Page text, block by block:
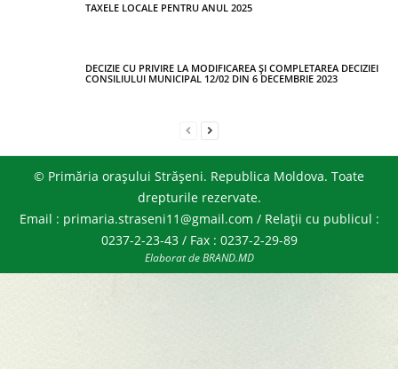
TAXELE LOCALE PENTRU ANUL 2025
DECIZIE CU PRIVIRE LA MODIFICAREA ȘI COMPLETAREA DECIZIEI
CONSILIULUI MUNICIPAL 12/02 DIN 6 DECEMBRIE 2023
© Primăria orașului Strășeni. Republica Moldova. Toate
drepturile rezervate.
Email : primaria.straseni11@gmail.com / Relații cu publicul :
0237-2-23-43 / Fax : 0237-2-29-89
Elaborat de BRAND.MD